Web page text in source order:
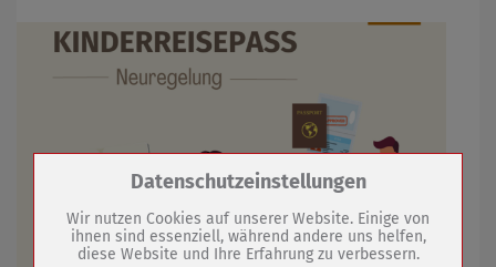
Zum Betrieb der Seite notwendige Cookies /
Name
PHP Session Cookie
Datenschutzeinstellungen
Wir nutzen Cookies auf unserer Website. Einige von
ihnen sind essenziell, während andere uns helfen,
diese Website und Ihre Erfahrung zu verbessern.